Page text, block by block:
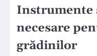
Instrumente
necesare
grădinilor